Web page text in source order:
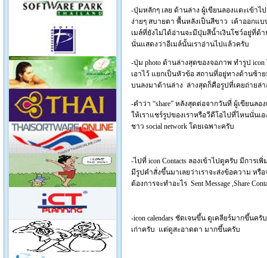
-ปุ่มหลักๆ เลย ด้านล่าง ผู้เขียนลองแตะเข้า
ง่ายๆ สบายตา พื้นหลังเป็นสีขาว เค้าออกแ
เมล์ที่ยังไม่ได้อ่านจะมีปุ่มสีน้ำเงินโชว์อยู่ที่ด้
นั่นแสดงว่าอีเมล์นั้นเราอ่านไปแล้วครับ
-ปุ่ม photo ด้านล่างสุดของจอภาพ ทำรูป
เอาไว้ แยกเป็นหัวข้อ สถานที่อยู่ทางด้านซ้า
บนลงมาด้านล่าง ล่างสุดก็คือรูปที่เคยถ่ายล่
-คำว่า “share” หลังสุดต่อจากวันที่ ผู้เขียนลอง
ให้เราแชร์รูปของเราหรือวีดีโอไปที่ไหนนั่นเอ
ชาว social network โดยเฉพาะครับ
-ไปที่ icon Contacts ลองเข้าไปดูครับ มีการ
มีรูปคำสั่งขึ้นมาเลยว่าเราจะส่งข้อความ หรื
ต้องการจะทำอะไร Sent Message ,Share
-icon calendars ชัดเจนขึ้น ดูเคลียร์มากขึ้น
เก่าครับ แต่ดูสะอาดตา มากขึ้นครับ